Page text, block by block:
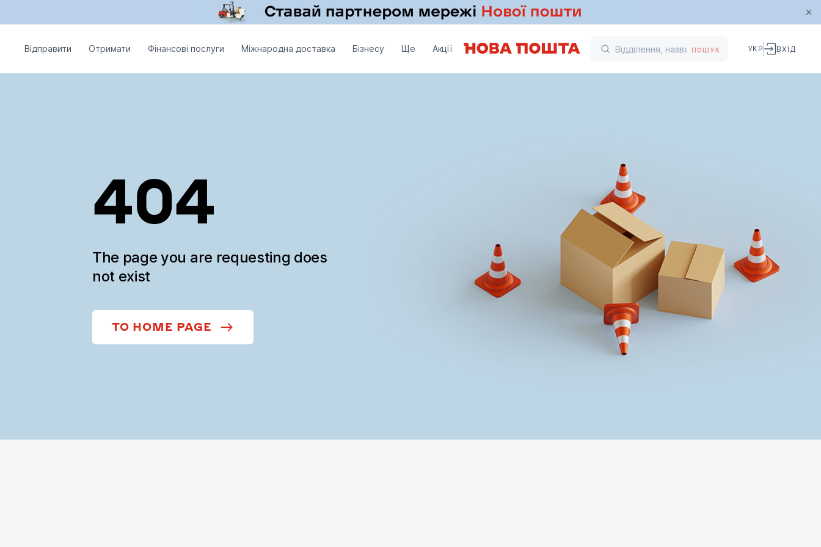
Відправити Отримати Фінансові послуги Міжнародна доставка Бізнесу Ще Акції ПОШУК УКР ВХІД
404
The page you are requesting does
not exist
TO HOME PAGE